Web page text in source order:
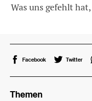
Was uns gefehlt
Facebook Twitter
Themen